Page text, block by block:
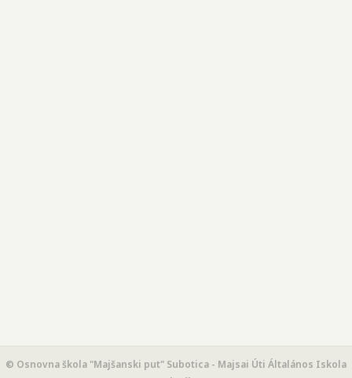
© Osnovna škola "Majšanski put" Subotica - Majsai Úti Általános Iskola